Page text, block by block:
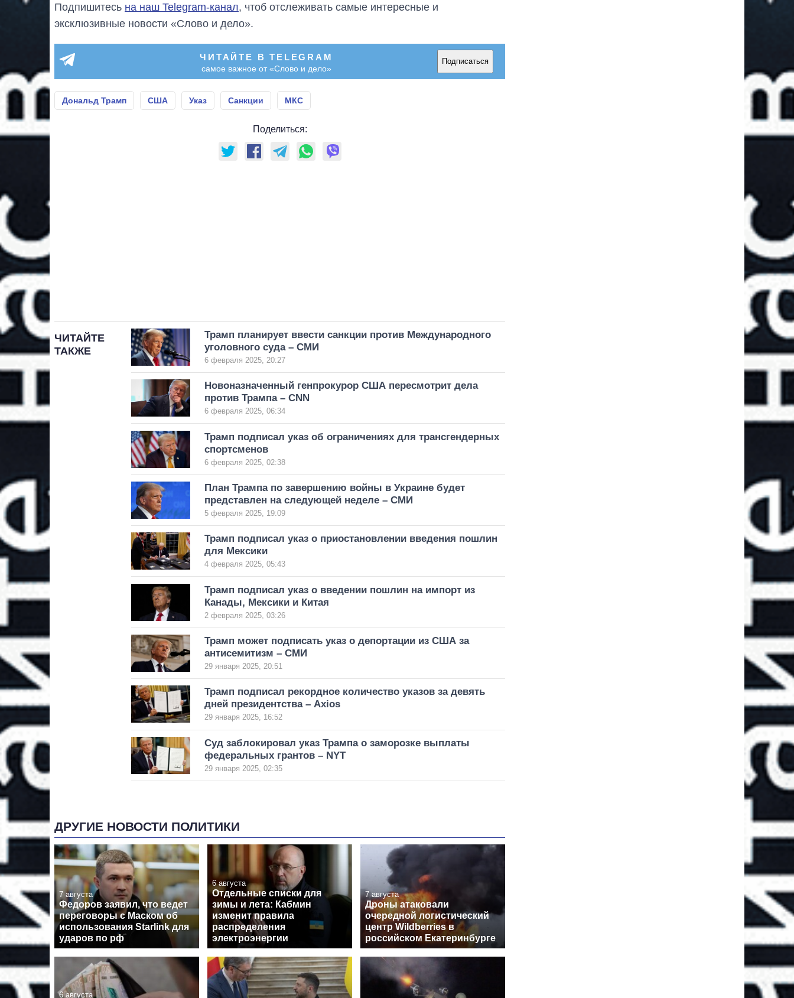
Подпишитесь на наш Telegram-канал, чтоб отслеживать самые интересные и
эксклюзивные новости «Слово и дело».
ЧИТАЙТЕ В TELEGRAM
самое важное от «Слово и дело»
Подписаться
Дональд Трамп США Указ Санкции МКС
Поделиться:
ЧИТАЙТЕ
ТАКЖЕ
Трамп планирует ввести санкции против Международного
уголовного суда – СМИ
6 февраля 2025, 20:27
Новоназначенный генпрокурор США пересмотрит дела
против Трампа – CNN
6 февраля 2025, 06:34
Трамп подписал указ об ограничениях для трансгендерных
спортсменов
6 февраля 2025, 02:38
План Трампа по завершению войны в Украине будет
представлен на следующей неделе – СМИ
5 февраля 2025, 19:09
Трамп подписал указ о приостановлении введения пошлин
для Мексики
4 февраля 2025, 05:43
Трамп подписал указ о введении пошлин на импорт из
Канады, Мексики и Китая
2 февраля 2025, 03:26
Трамп может подписать указ о депортации из США за
антисемитизм – СМИ
29 января 2025, 20:51
Трамп подписал рекордное количество указов за девять
дней президентства – Axios
29 января 2025, 16:52
Суд заблокировал указ Трампа о заморозке выплаты
федеральных грантов – NYT
29 января 2025, 02:35
ДРУГИЕ НОВОСТИ ПОЛИТИКИ
7 августа
Федоров заявил, что ведет
переговоры с Маском об
использования Starlink для
ударов по рф
6 августа
Отдельные списки для
зимы и лета: Кабмин
изменит правила
распределения
электроэнергии
7 августа
Дроны атаковали
очередной логистический
центр Wildberries в
российском Екатеринбурге
6 августа